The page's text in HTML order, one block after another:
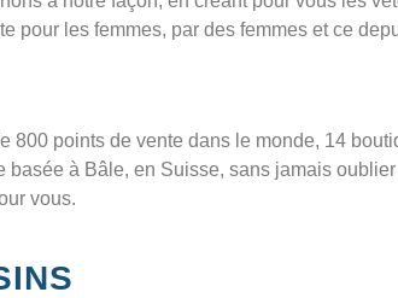
pour les femmes, par des femmes et ce
800 points de vente dans le monde, 14
à Bâle, en Suisse, sans jamais
vous.